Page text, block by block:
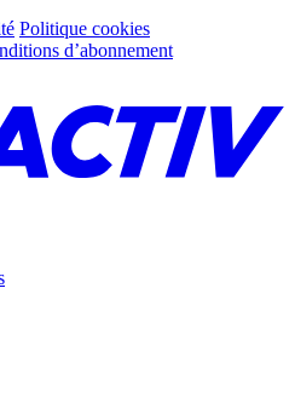
Politique cookies
d’abonnement